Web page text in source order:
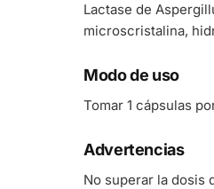
Lactase de
microscristalina,
Modo de uso
Tomar 1 cápsulas
Advertencias
No superar la dosis